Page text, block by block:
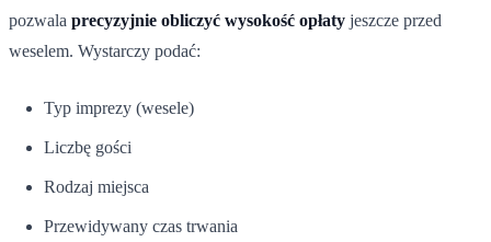
pozwala precyzyjnie obliczyć wysokość opłaty jeszcze przed
weselem. Wystarczy podać:
Typ imprezy (wesele)
Liczbę gości
Rodzaj miejsca
Przewidywany czas trwania